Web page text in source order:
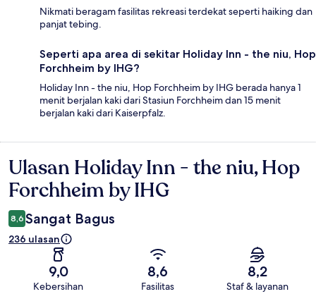
Nikmati beragam fasilitas rekreasi terdekat seperti haiking dan
panjat tebing.
Seperti apa area di sekitar Holiday Inn - the niu, Hop
Forchheim by IHG?
Holiday Inn - the niu, Hop Forchheim by IHG berada hanya 1
menit berjalan kaki dari Stasiun Forchheim dan 15 menit
berjalan kaki dari Kaiserpfalz.
Ulasan
Ulasan Holiday Inn - the niu, Hop
Forchheim by IHG
8,6 Sangat Bagus
236 ulasan
9,0
Kebersihan
8,6
Fasilitas
8,2
Staf & layanan